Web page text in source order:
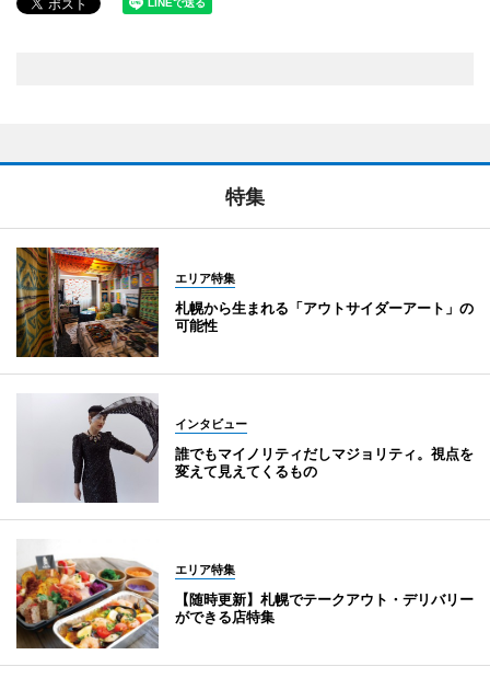
特集
エリア特集
札幌から生まれる「アウトサイダーアート」の
可能性
インタビュー
誰でもマイノリティだしマジョリティ。視点を
変えて見えてくるもの
エリア特集
【随時更新】札幌でテークアウト・デリバリー
ができる店特集